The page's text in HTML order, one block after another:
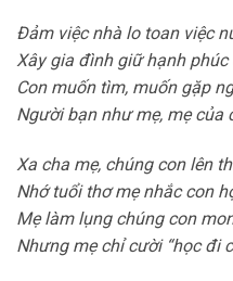
Đảm việc nhà lo toan việc
Xây gia đình giữ hạnh phúc
Con muốn tìm, muốn gặp
Người bạn như mẹ, mẹ của
Xa cha mẹ, chúng con lên
Nhớ tuổi thơ mẹ nhắc con
Mẹ làm lụng chúng con
Nhưng mẹ chỉ cười “học đi